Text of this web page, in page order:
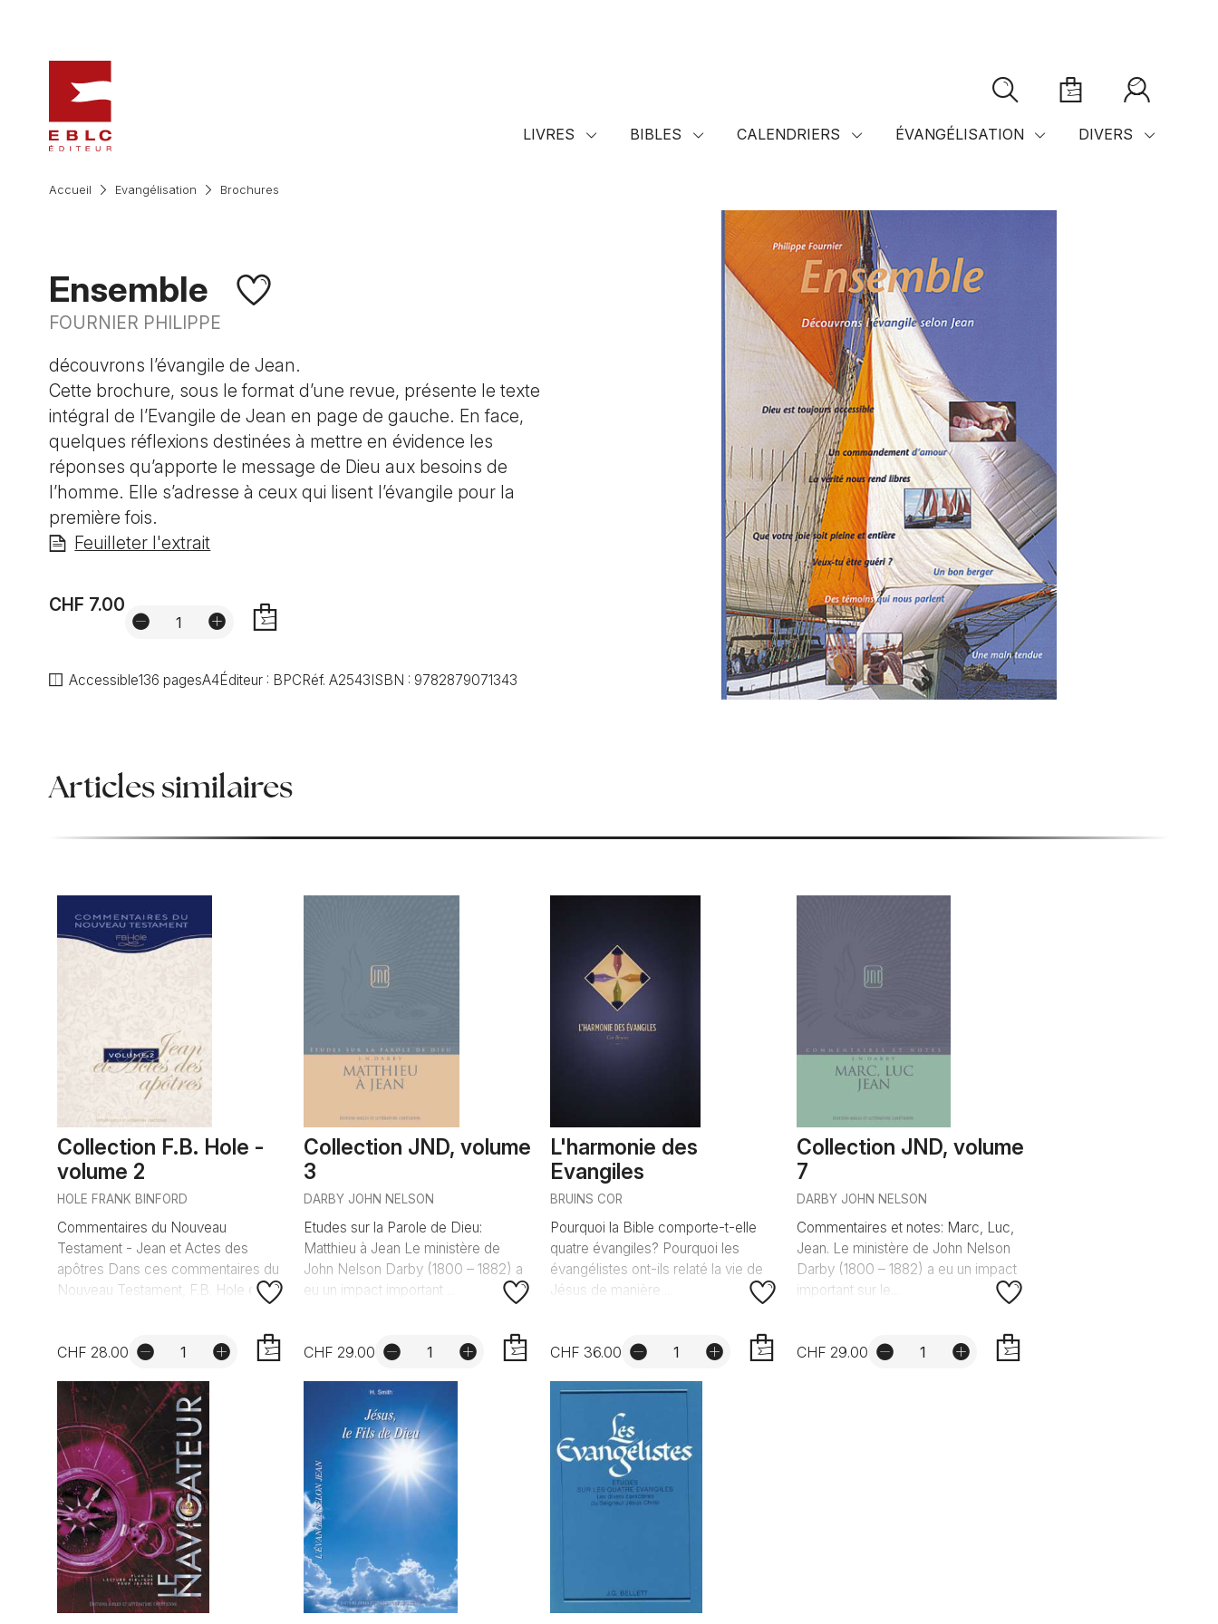
LIVRES BIBLES CALENDRIERS ÉVANGÉLISATION DIVERS
Accueil Evangélisation Brochures
Ensemble
FOURNIER PHILIPPE
découvrons l’évangile de Jean.
Cette brochure, sous le format d’une revue, présente le texte
intégral de l’Evangile de Jean en page de gauche. En face,
quelques réflexions destinées à mettre en évidence les
réponses qu’apporte le message de Dieu aux besoins de
l’homme. Elle s’adresse à ceux qui lisent l’évangile pour la
première fois.
Feuilleter l'extrait
CHF 7.00
Accessible136 pagesA4Éditeur : BPC Réf.A2543 ISBN : 9782879071343
Articles similaires
Collection F.B. Hole -
volume 2
HOLE FRANK BINFORD
Commentaires du Nouveau
Testament - Jean et Actes des
apôtres Dans ces commentaires du
Nouveau Testament, F.B. Hole exp...
CHF 28.00
Collection JND, volume
3
DARBY JOHN NELSON
Etudes sur la Parole de Dieu:
Matthieu à Jean Le ministère de
John Nelson Darby (1800 – 1882) a
eu un impact important ...
CHF 29.00
L'harmonie des
Evangiles
BRUINS COR
Pourquoi la Bible comporte-t-elle
quatre évangiles? Pourquoi les
évangélistes ont-ils relaté la vie de
Jésus de manière ...
CHF 36.00
Collection JND, volume
7
DARBY JOHN NELSON
Commentaires et notes: Marc, Luc,
Jean. Le ministère de John Nelson
Darby (1800 – 1882) a eu un impact
important sur le...
CHF 29.00